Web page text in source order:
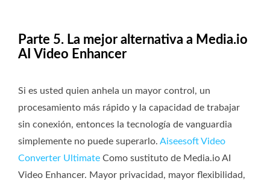
Parte 5. La mejor alternativa a Media.io
AI Video Enhancer
Si es usted quien anhela un mayor control, un
procesamiento más rápido y la capacidad de trabajar
sin conexión, entonces la tecnología de vanguardia
simplemente no puede superarlo. Aiseesoft Video
Converter Ultimate Como sustituto de Media.io AI
Video Enhancer. Mayor privacidad, mayor flexibilidad,